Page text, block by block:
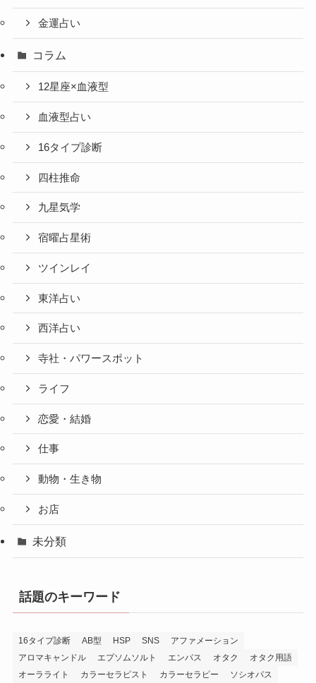
金運占い
コラム
12星座×血液型
血液型占い
16タイプ診断
四柱推命
九星気学
宿曜占星術
ツインレイ
東洋占い
西洋占い
寺社・パワースポット
ライフ
恋愛・結婚
仕事
動物・生き物
お店
未分類
話題のキーワード
16タイプ診断 AB型 HSP SNS
アファメーション
アロマキャンドル
エプソムソルト エンパス オタク
オタク用語
オーラライト
カラーセラピスト カラーセラピー ソシオパス